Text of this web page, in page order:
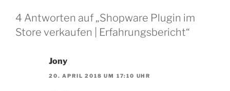
4 Antworten auf „Shopware Plugin im
Store verkaufen | Erfahrungsbericht“
Jony
20. APRIL 2018 UM 17:10 UHR